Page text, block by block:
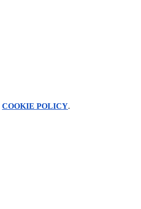
COOKIE POLICY.